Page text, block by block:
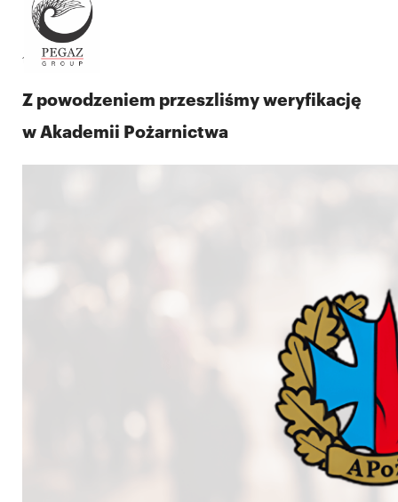
18.12.2025
Z powodzeniem przeszliśmy weryfikację
w Akademii Pożarnictwa